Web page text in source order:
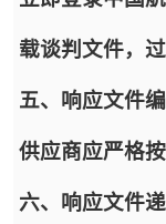
载谈判文件，
五、响应文件
供应商应严格
六、响应文件